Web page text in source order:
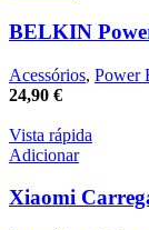
BELKIN
Acessórios, Power
24,90 €
Vista rápida
Adicionar
Xiaomi